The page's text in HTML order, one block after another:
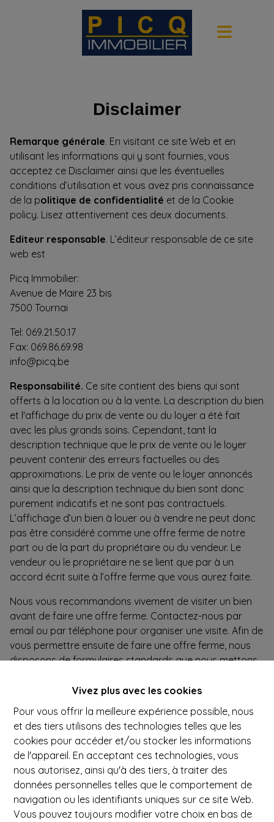
Vivez plus avec les cookies
Pour vous offrir la meilleure expérience possible, nous
et des tiers utilisons des technologies telles que les
cookies pour accéder et/ou stocker les informations
de l'appareil. En acceptant ces technologies, vous
nous autorisez, ainsi qu'à des tiers, à traiter des
données personnelles telles que le comportement de
navigation ou les identifiants uniques sur ce site Web.
Vous pouvez toujours modifier votre choix en bas de
Disclaimer
Remarque générale. En visitant ce site Web et en
utilisant les informations qui y sont fournies, vous
acceptez ce Disclaimer ainsi que les éventuelles
conditions d’utilisation et vous avez pris connaissance
de la politique de confidentialité et de la Cookie
policy. Lisez attentivement ces deux documents.
Editeur responsable. L’éditeur responsable de ce site
web est
Picq Immobilier:
Avenue de Maire 23 bis
7500 Tournai
Tel: 069.21.50.17
Fax: 069.86.69.98
info@picq.be
Responsabilité. Ce site contient des biens qui sont
offerts à la location ou à la vente. La description du bien
et l'affichage du prix de vente ou du loyer a été fait
avec les plus grands soins. Cependant, tant la
description technique que le prix de vente ou le loyer
peuvent contenir des erreurs factuelles ou des
approximations. Le prix de vente ou le loyer annoncés
ainsi que la description technique du bien sont donc
purement indicatifs et ne sont pas contractuels.
L’affichage d’un bien à louer ou à vendre ne peut donc
pas être considéré comme une offre ferme de notre
part ou de la part du propriétaire ou du vendeur. Le
vendeur ou le propriétaire ne se lient que par à un
accord écrit suite à l’offre ferme que vous aurez faite.
Nous vous recommandons vivement de visiter un bien
avant de faire une offre ferme. Contactez-nous par
email ou par téléphone pour organiser une visite. Afin de
vous permettre ensuite de faire une offre ferme, nous
disposons de formulaires standards que nous mettons
Enfin, il est possible que le bien ne soit plus disponible au
moment de la consultation. Nous rejetons toute
responsabilité à cet égard.
Ce site peut également contenir des informations et des
conseils concernant l'acquisition ou la location d’un bien.
Cette information exprime l'opinion de son auteur. Le
plus grand soin a été consacré à cette information;
néanmoins, des erreurs factuelles ou des inexactitudes